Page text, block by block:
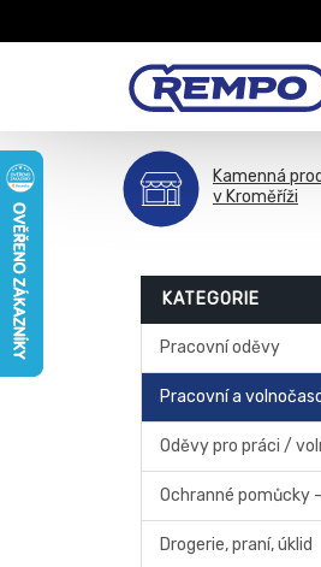
Kamenná
v Kroměříži
KATEGORIE
Pracovní oděvy
Pracovní a
Oděvy pro práci /
Ochranné pomůcky -
Drogerie, praní, úklid